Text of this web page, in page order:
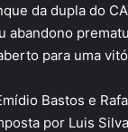
da dupla do
abandono
para uma
Bastos e
por Luis